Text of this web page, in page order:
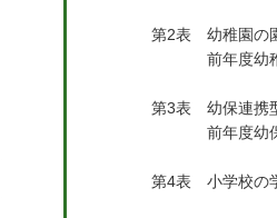
第2表 幼稚園の園数、
前年度幼稚園修了
第3表 幼保連携型認定
前年度幼保連携型
第4表 小学校の学校数